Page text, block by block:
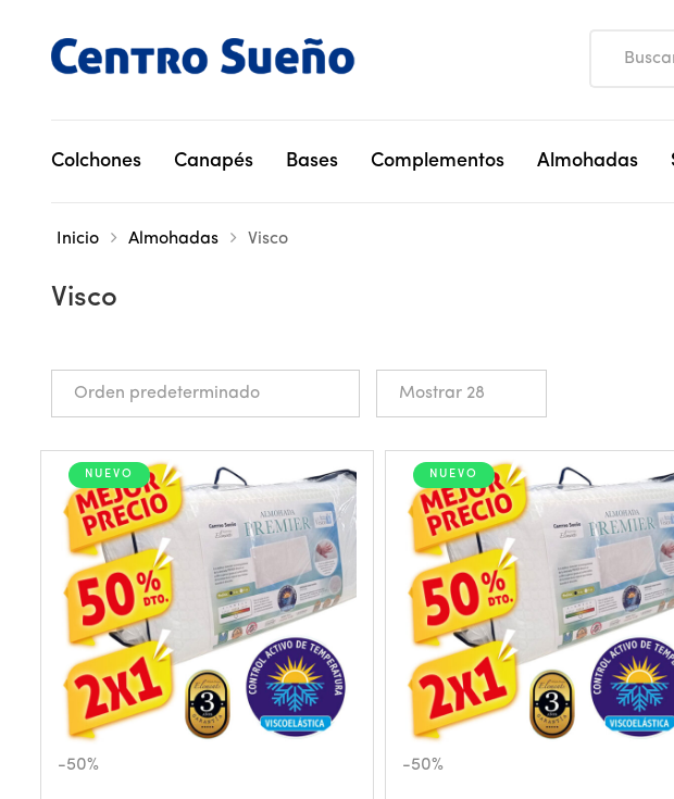
Colchones Canapés Bases Complementos Almohadas
Inicio Almohadas Visco
Visco
-50%
NUEVO
-50%
NUEVO